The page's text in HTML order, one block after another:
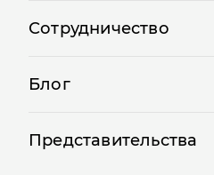
Сотрудничество
Блог
Представительства